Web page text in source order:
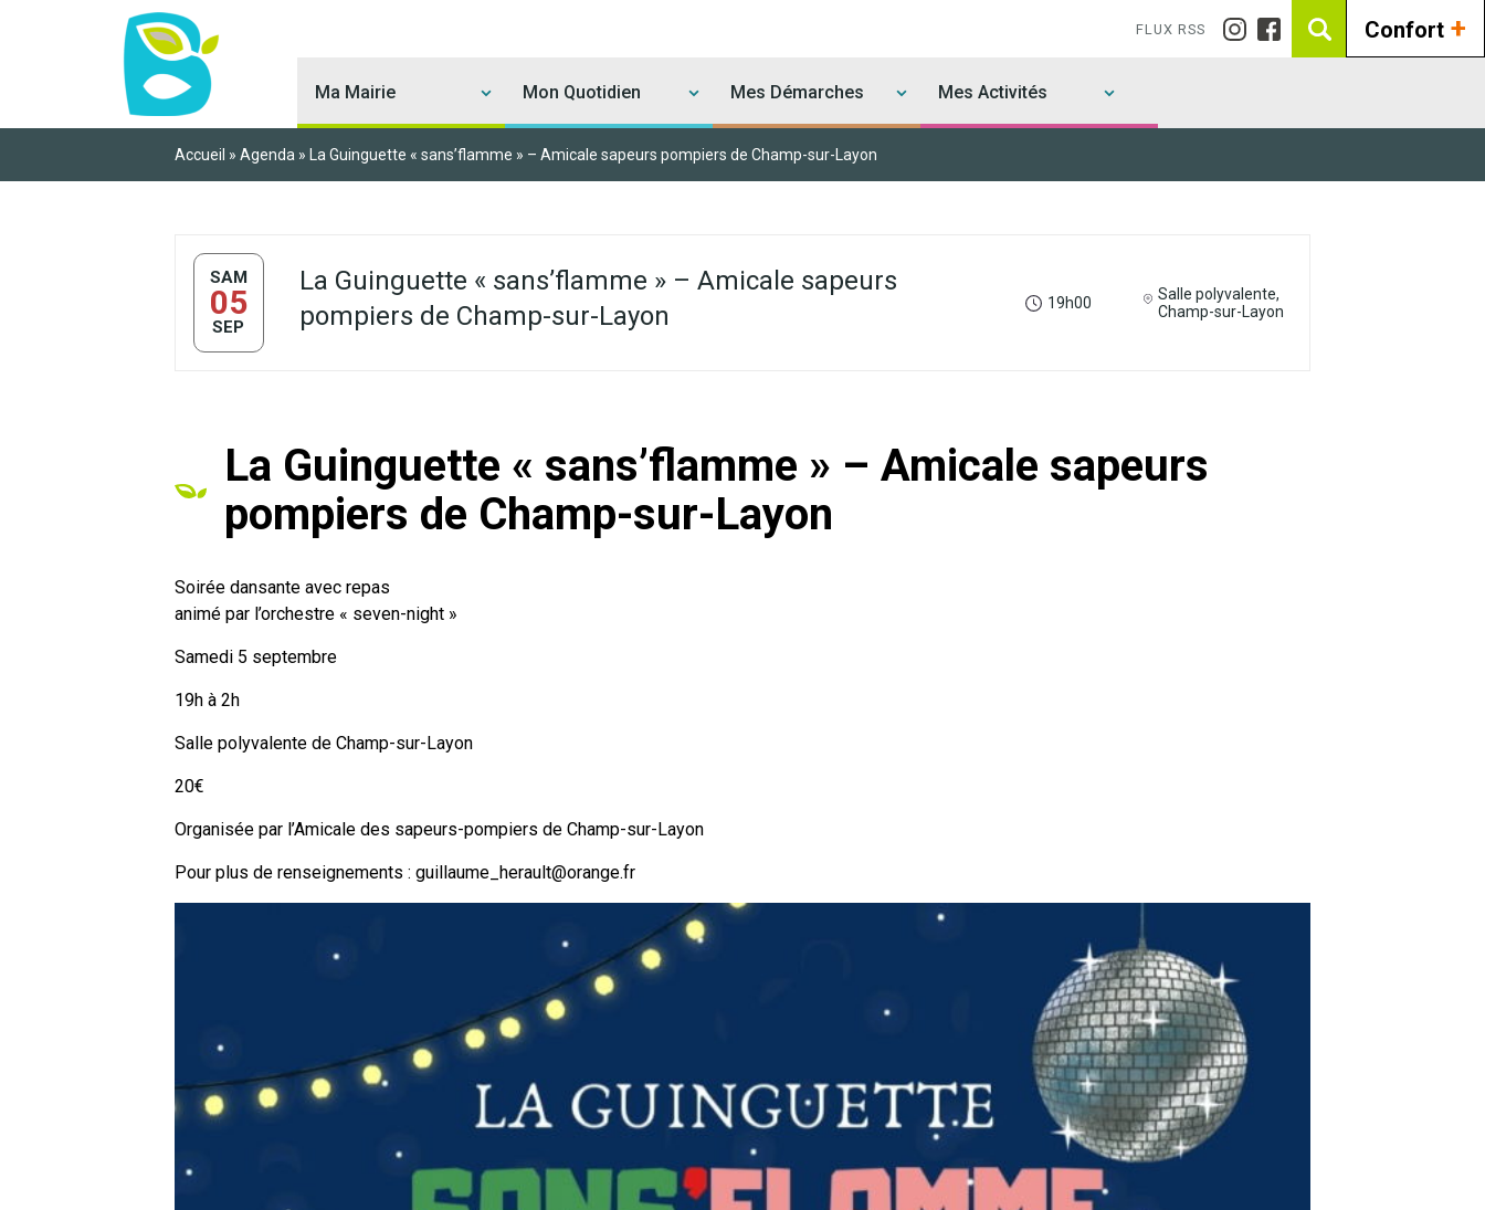
Confort +
FLUX RSS
Ma Mairie Mon Quotidien Mes Démarches Mes Activités
Accueil » Agenda » La Guinguette « sans’flamme » – Amicale sapeurs pompiers de Champ-sur-Layon
SAM
05
SEP
La Guinguette « sans’flamme » – Amicale sapeurs
pompiers de Champ-sur-Layon
19h00
Salle polyvalente,
Champ-sur-Layon
La Guinguette « sans’flamme » – Amicale sapeurs
pompiers de Champ-sur-Layon
Soirée dansante avec repas
animé par l’orchestre « seven-night »
Samedi 5 septembre
19h à 2h
Salle polyvalente de Champ-sur-Layon
20€
Organisée par l’Amicale des sapeurs-pompiers de Champ-sur-Layon
Pour plus de renseignements : guillaume_herault@orange.fr